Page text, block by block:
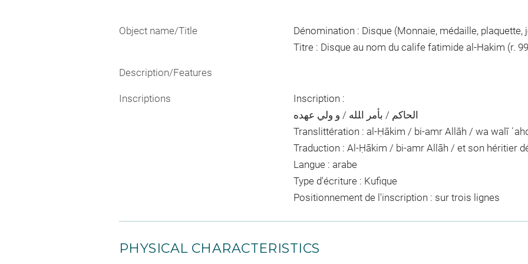
Object name/Title
Dénomination : Disque (Monnaie, médaille, plaquette,
Titre : Disque au nom du calife fatimide al-Hakim (r.
Description/Features
Inscriptions
Inscription :
الحاكم / بأمر اﻠﻠﻪ / و ولي عهده
Translittération : al-Ḥākim / bi-amr Allāh / wa walī
Traduction : Al-Ḥākim / bi-amr Allāh / et son héritier
Langue : arabe
Type d'écriture : Kufique
Positionnement de l'inscription : sur trois lignes
PHYSICAL CHARACTERISTICS